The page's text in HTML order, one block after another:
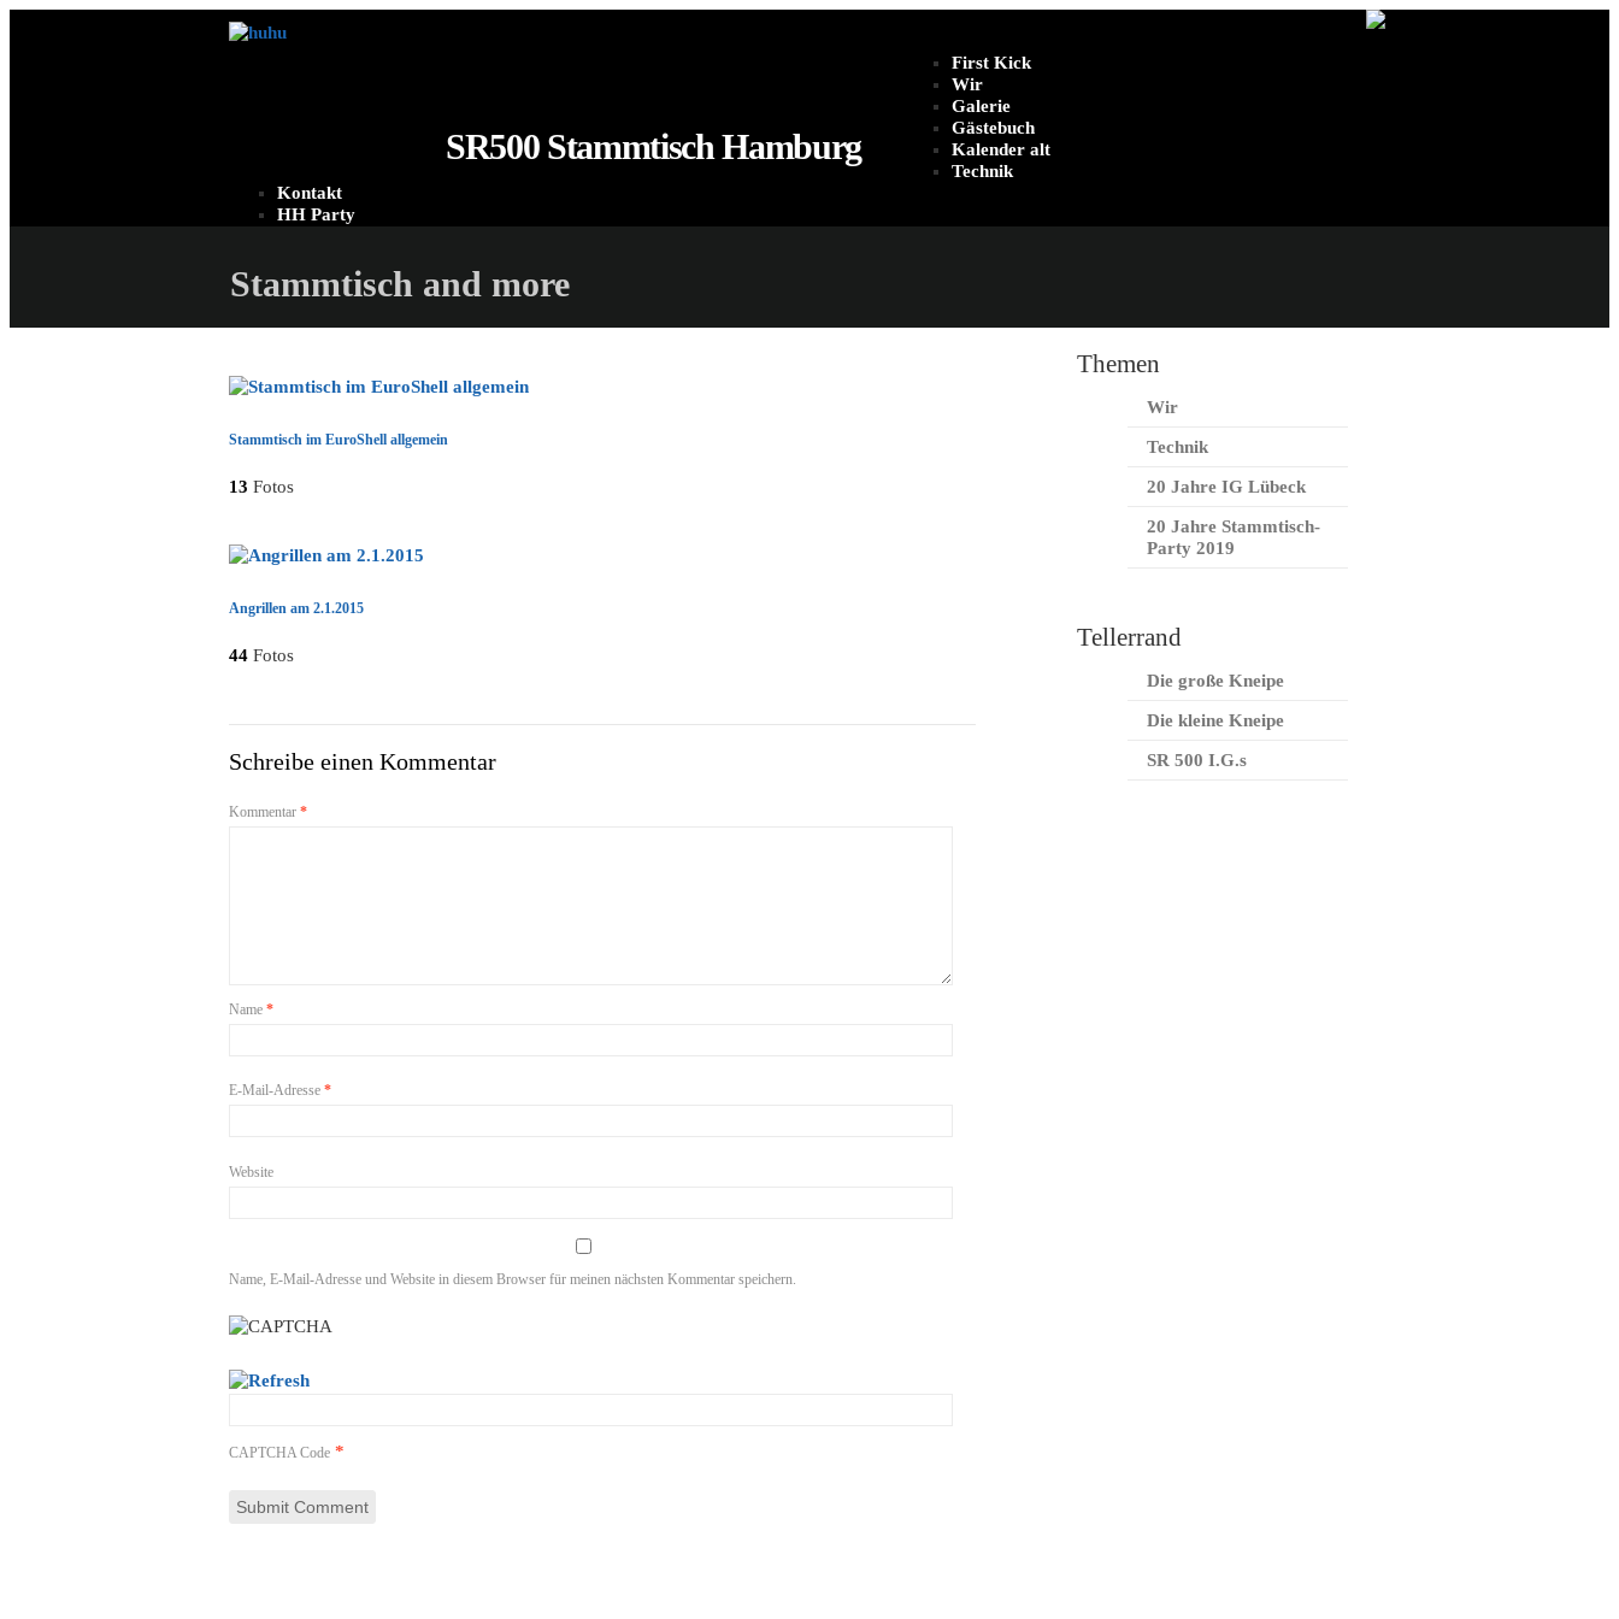
SR500 Stammtisch Hamburg
First Kick
Wir
Galerie
Gästebuch
Kalender alt
Technik
Kontakt
HH Party
Stammtisch and more
Stammtisch im EuroShell allgemein
13 Fotos
Angrillen am 2.1.2015
44 Fotos
Schreibe einen Kommentar
Kommentar *
Name *
E-Mail-Adresse *
Website
Name, E-Mail-Adresse und Website in diesem Browser für meinen nächsten Kommentar speichern.
CAPTCHA Code *
Themen
Wir
Technik
20 Jahre IG Lübeck
20 Jahre Stammtisch-
Party 2019
Tellerrand
Die große Kneipe
Die kleine Kneipe
SR 500 I.G.s